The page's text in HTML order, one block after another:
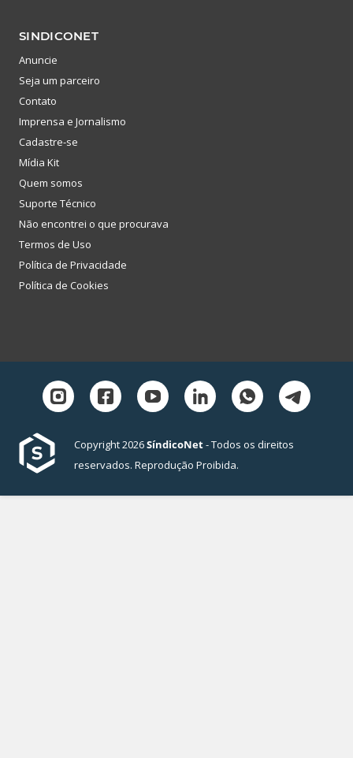
SINDICONET
Anuncie
Seja um parceiro
Contato
Imprensa e Jornalismo
Cadastre-se
Mídia Kit
Quem somos
Suporte Técnico
Não encontrei o que procurava
Termos de Uso
Política de Privacidade
Política de Cookies
Copyright 2026SíndicoNet- Todos os direitos
reservados. Reprodução Proibida.